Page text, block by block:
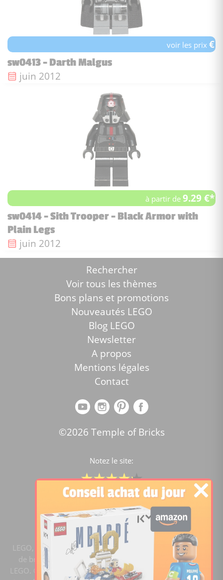
voir les prix€
sw0413 - Darth Malgus
Date de sortie :
juin 2012
à partir de9.29 €*
sw0414 - Sith Trooper - Black Armor with
Plain Legs
Date de sortie :
juin 2012
Rechercher
Voir tous les thèmes
Bons plans et promotions
Nouveautés LEGO
Blog LEGO
Newsletter
A propos
Mentions légales
Contact
©2026 Temple of Bricks
Notez le site:
Comparateur de prix Lego
4.2/5 -15454notes
LEGO, le logo LEGO, la figurine LEGO et les configurations
de briques sont des marques commerciales du groupe
LEGO. ©2020 The LEGO Group. Templeofbricks.com est un